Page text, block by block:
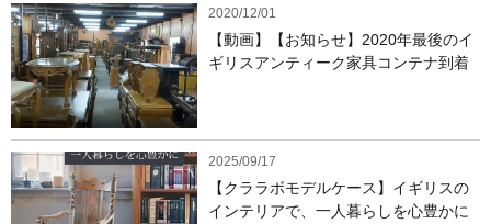
2020/12/01
【動画】【お知らせ】2020年最後のイ
ギリスアンティーク家具コンテナ到着
2025/09/17
【クララボモデルケース】イギリスの
インテリアで、一人暮らしを心豊かに